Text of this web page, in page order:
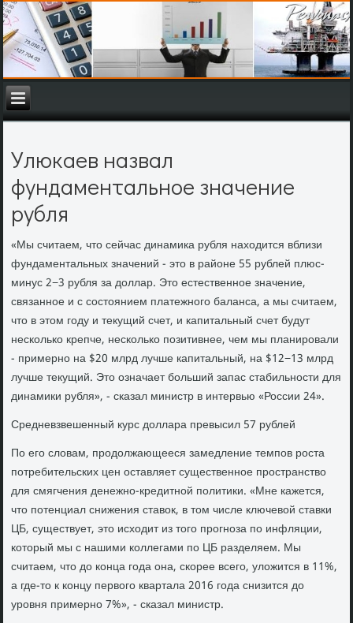
Улюкаев назвал
фундаментальное значение
рубля
«Мы считаем, что сейчас динамика рубля находится вблизи
фундаментальных значений - это в районе 55 рублей плюс-
минус 2−3 рубля за доллар. Это естественное значение,
связанное и с состоянием платежного баланса, а мы считаем,
что в этом году и текущий счет, и капитальный счет будут
несколько крепче, несколько позитивнее, чем мы планировали
- примерно на $20 млрд лучше капитальный, на $12−13 млрд
лучше текущий. Это означает больший запас стабильности для
динамики рубля», - сказал министр в интервью «России 24».
Средневзвешенный курс доллара превысил 57 рублей
По его словам, продолжающееся замедление темпов роста
потребительских цен оставляет существенное пространство
для смягчения денежно-кредитной политики. «Мне кажется,
что потенциал снижения ставок, в том числе ключевой ставки
ЦБ, существует, это исходит из того прогноза по инфляции,
который мы с нашими коллегами по ЦБ разделяем. Мы
считаем, что до конца года она, скорее всего, уложится в 11%,
а где-то к концу первого квартала 2016 года снизится до
уровня примерно 7%», - сказал министр.